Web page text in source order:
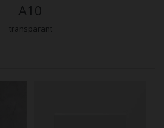
A10
transparant